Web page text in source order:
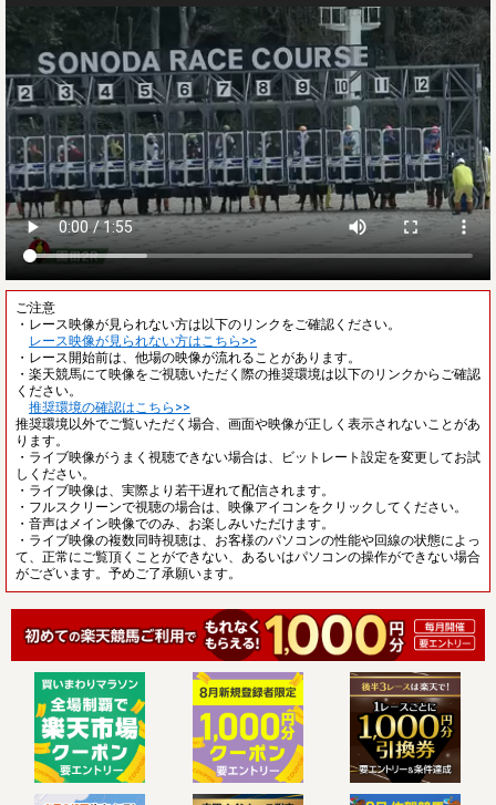
ご注意
・レース映像が見られない方は以下のリンクをご確認ください。
レース映像が見られない方はこちら>>
・レース開始前は、他場の映像が流れることがあります。
・楽天競馬にて映像をご視聴いただく際の推奨環境は以下のリンクからご確認
ください。
推奨環境の確認はこちら>>
推奨環境以外でご覧いただく場合、画面や映像が正しく表示されないことがあ
ります。
・ライブ映像がうまく視聴できない場合は、ビットレート設定を変更してお試
しください。
・ライブ映像は、実際より若干遅れて配信されます。
・フルスクリーンで視聴の場合は、映像アイコンをクリックしてください。
・音声はメイン映像でのみ、お楽しみいただけます。
・ライブ映像の複数同時視聴は、お客様のパソコンの性能や回線の状態によっ
て、正常にご覧頂くことができない、あるいはパソコンの操作ができない場合
がございます。予めご了承願います。